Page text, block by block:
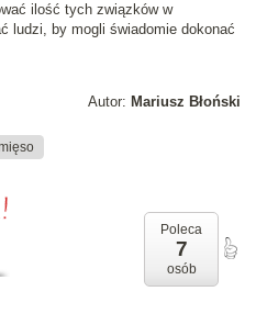
ilość tych związków w
ludzi, by mogli świadomie dokonać
Autor: Mariusz Błoński
Poleca
7
osób